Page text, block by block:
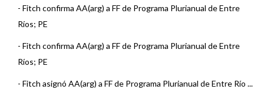
- Fitch confirma AA(arg) a FF de Programa Plurianual de Entre
Ríos; PE
- Fitch confirma AA(arg) a FF de Programa Plurianual de Entre
Ríos; PE
- Fitch asignó AA(arg) a FF de Programa Plurianual de Entre Río ...